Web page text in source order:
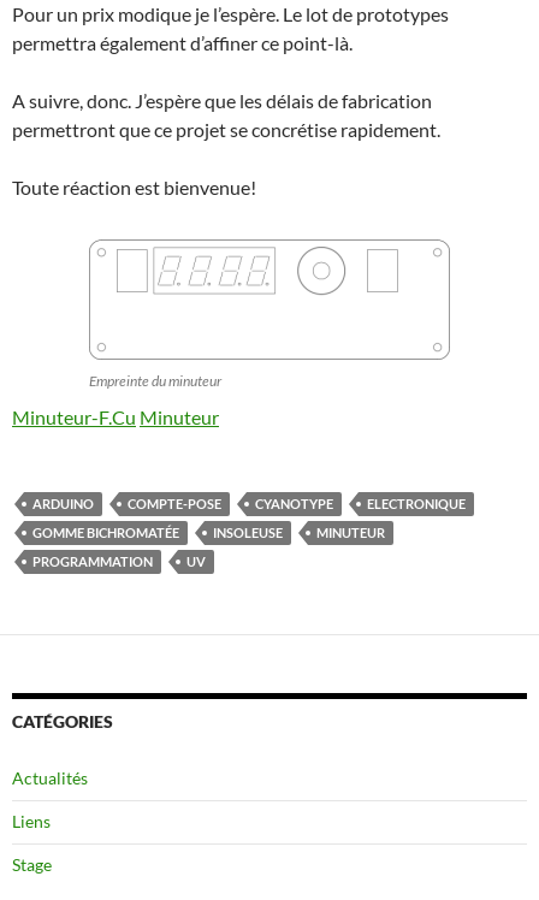
Pour un prix modique je l’espère. Le lot de prototypes
permettra également d’affiner ce point-là.
A suivre, donc. J’espère que les délais de fabrication
permettront que ce projet se concrétise rapidement.
Toute réaction est bienvenue!
Empreinte du minuteur
Minuteur-F.Cu Minuteur
ARDUINO COMPTE-POSE CYANOTYPE
ELECTRONIQUE
GOMME BICHROMATÉE
INSOLEUSE
MINUTEUR
PROGRAMMATION
UV
CATÉGORIES
Actualités
Liens
Stage